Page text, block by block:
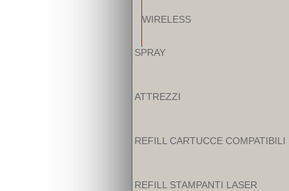
WIRELESS
SPRAY
ATTREZZI
REFILL CARTUCCE COMPATIBILI
REFILL STAMPANTI LASER